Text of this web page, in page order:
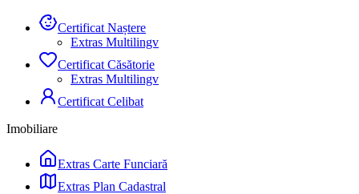
Certificat Naștere
Extras Multilingv
Certificat Căsătorie
Extras Multilingv
Certificat Celibat
Imobiliare
Extras Carte Funciară
Extras Plan Cadastral